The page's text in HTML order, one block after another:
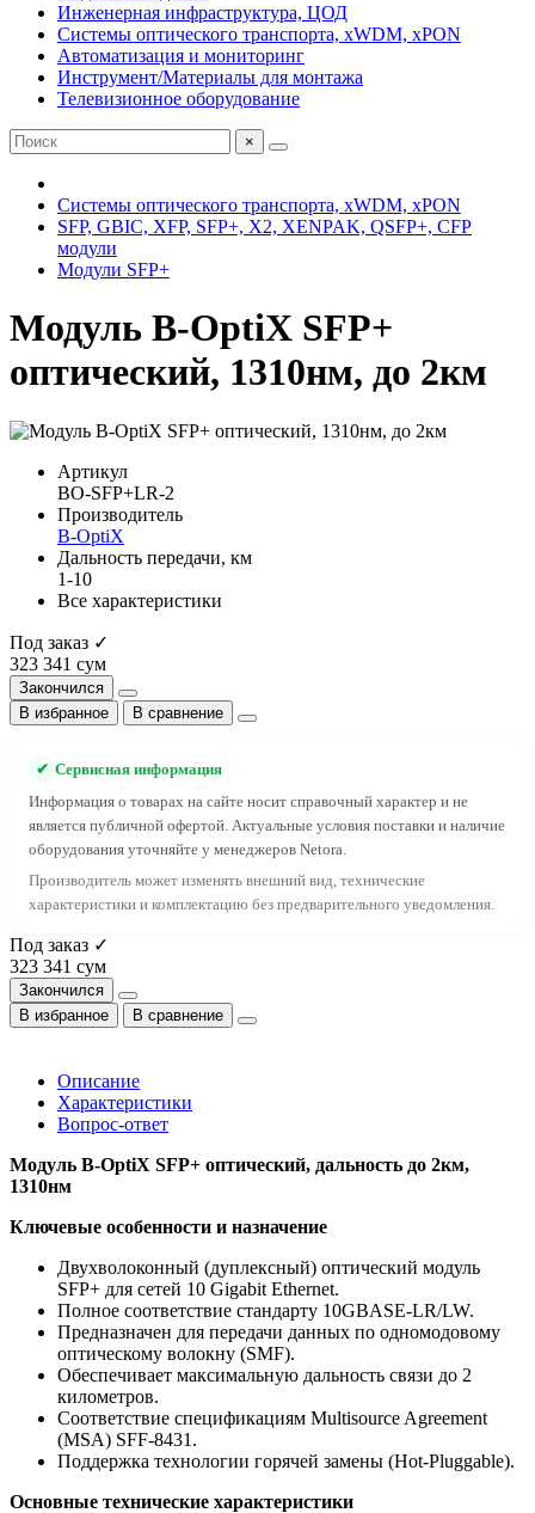
Инженерная инфраструктура, ЦОД
Системы оптического транспорта, xWDM, xPON
Автоматизация и мониторинг
Инструмент/Материалы для монтажа
Телевизионное оборудование
×
Системы оптического транспорта, xWDM, xPON
SFP, GBIC, XFP, SFP+, X2, XENPAK, QSFP+, CFP
модули
Модули SFP+
Модуль B-OptiX SFP+
оптический, 1310нм, до 2км
Артикул
BO-SFP+LR-2
Производитель
B-OptiX
Дальность передачи, км
1-10
Все характеристики
Под заказ ✓
323 341 сум
Закончился
В избранное
В сравнение
✔ Сервисная информация
Информация о товарах на сайте носит справочный характер и не
является публичной офертой. Актуальные условия поставки и наличие
оборудования уточняйте у менеджеров Netora.
Производитель может изменять внешний вид, технические
характеристики и комплектацию без предварительного уведомления.
Под заказ ✓
323 341 сум
Закончился
В избранное
В сравнение
Описание
Характеристики
Вопрос-ответ
Модуль B-OptiX SFP+ оптический, дальность до 2км,
1310нм
Ключевые особенности и назначение
Двухволоконный (дуплексный) оптический модуль
SFP+ для сетей 10 Gigabit Ethernet.
Полное соответствие стандарту 10GBASE-LR/LW.
Предназначен для передачи данных по одномодовому
оптическому волокну (SMF).
Обеспечивает максимальную дальность связи до 2
километров.
Соответствие спецификациям Multisource Agreement
(MSA) SFF-8431.
Поддержка технологии горячей замены (Hot-Pluggable).
Основные технические характеристики